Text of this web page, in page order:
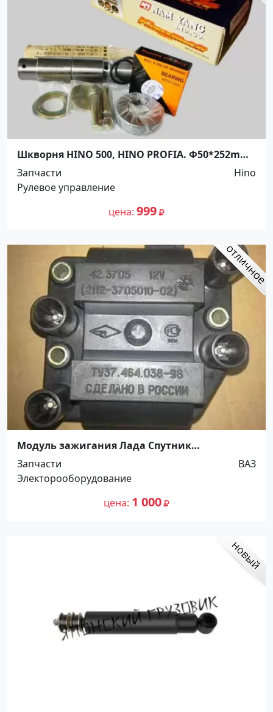
Шкворня HINO 500, HINO PROFIA. Ф50*252mm.
Распродажа! До -100%! Краснодар
Запчасти
Hino
Рулевое управление
цена 999
Модуль зажигания Лада Спутник
Новороссийск
Запчасти
ВАЗ
Электорооборудование
цена 1 000